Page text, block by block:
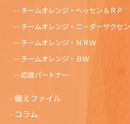
チームオレンジ・ヘッセン＆ＲＰ
チームオレンジ・ニ－ダ－ザクセン
チ－ムオレンジ・ＮＲＷ
チームオレンジ・ＢＷ
応援パートナー
備えファイル
コラム